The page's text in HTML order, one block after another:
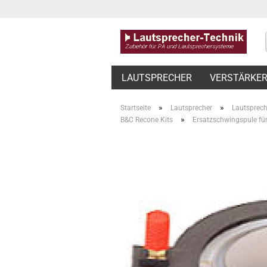
LAUTSPRECHER VERSTÄRKER
Startseite » Lautsprecher »
B&C Recone Kits » Ersatzschwingspule